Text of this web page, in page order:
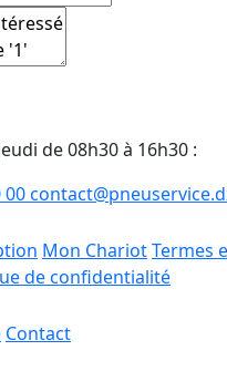
de 08h30 à 16h30 :
00
Mon ChariotTermes
de confidentialité
Contact